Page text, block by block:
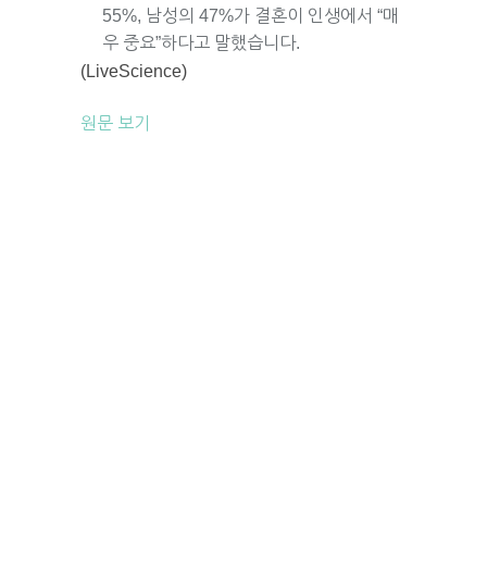
55%, 남성의 47%가 결혼이 인생에서 “매
우 중요”하다고 말했습니다.
(LiveScience)
원문 보기